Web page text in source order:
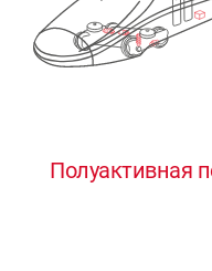
Полуактивная